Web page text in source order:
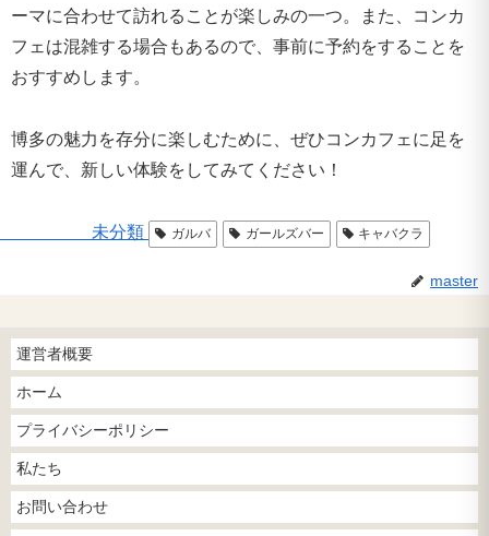
ーマに合わせて訪れることが楽しみの一つ。また、コンカ
フェは混雑する場合もあるので、事前に予約をすることを
おすすめします。
博多の魅力を存分に楽しむために、ぜひコンカフェに足を
運んで、新しい体験をしてみてください！
未分類 ガルバ ガールズバー キャバクラ
master
運営者概要
ホーム
プライバシーポリシー
私たち
お問い合わせ